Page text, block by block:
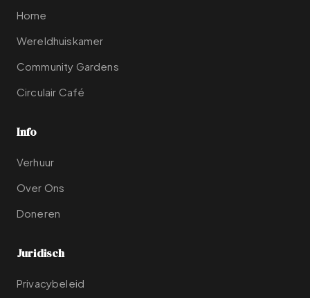
Home
Wereldhuiskamer
Community Gardens
Circulair Café
Info
Verhuur
Over Ons
Doneren
Juridisch
Privacybeleid